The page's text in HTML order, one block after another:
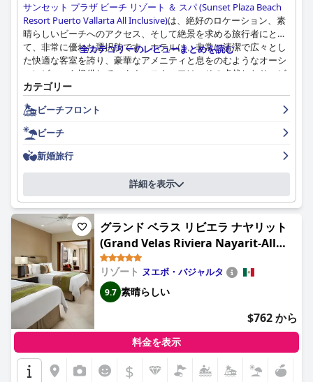
サンセット プラザ ビーチ リゾート ＆ スパ (Sunset Plaza Beach
Resort Puerto Vallarta All Inclusive)は、絶好のロケーション、素
晴らしいビーチへのアクセス、そして絶景を求める旅行者にとっ
て、非常に優れた選択肢です。ホテルは、非常に清潔で広々とし
た快適な客室を誇り、豪華なアメニティと息をのむようなオーシ
ャンビューを提供しています。スタッフは、その卓越したサービ
ス、助けようとする姿勢、そして細部へのこだわりで高く評価さ
れています。プール施設とビーチのロケーションは、大人のみの
プール、ホットタブ、息をのむようなオーシャンビュー、そして
素晴らしいオールインクルーシブパッケージで非常に高く評価さ
れています。メインレストランのテーマメニューと、Miradorレ
ストランでの素晴らしいランチは広く賞賛されました。一部のゲ
変更とゲスト向けの多様なテーマナイトは肯定的なフィードバッ
クを受けています。ベッドに関するいくつかの問題や、一部の従
業員による小さな後退がありましたが、サンセット プラザ ビー
チ リゾート ＆ スパ (Sunset Plaza Beach Resort Puerto Vallarta
All Inclusive)は、素晴らしいオールインクルーシブ体験を保証す
る、強くお勧めのリゾートです。
全カテゴリーのレビューまとめを読む
カテゴリー
ビーチフロント
ビーチ
新婚旅行
詳細を表示
グランド ベラス リビエラ ナヤリット
(Grand Velas Riviera Nayarit-All
Inclusive)
リゾート ヌエボ・バジャルタ
9.7 素晴らしい
$762 から
料金を表示
$